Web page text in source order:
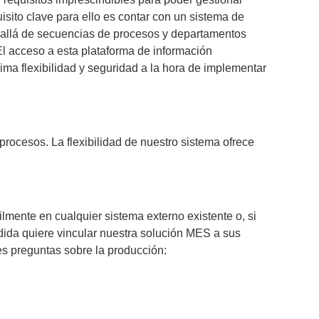
clave para ello es contar con un sistema de
de secuencias de procesos y departamentos
acceso a esta plataforma de información
flexibilidad y seguridad a la hora de implementar
La flexibilidad de nuestro sistema ofrece
en cualquier sistema externo existente o, si
quiere vincular nuestra solución MES a sus
preguntas sobre la producción: